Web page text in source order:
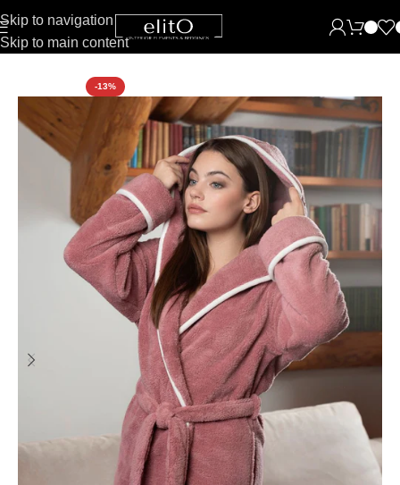
Skip to navigation
Skip to main content
Pradžia Chalatai Moteriški chalatai
-13%